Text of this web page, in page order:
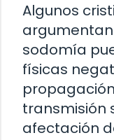
Algunos
sodomía
físicas
transmisión
afectación